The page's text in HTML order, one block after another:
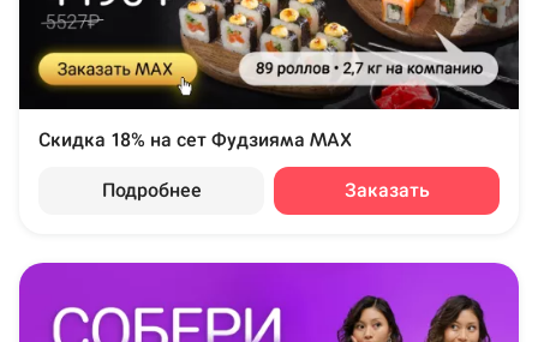
Скидка 18% на сет Фудзияма MAX
Подробнее Заказать